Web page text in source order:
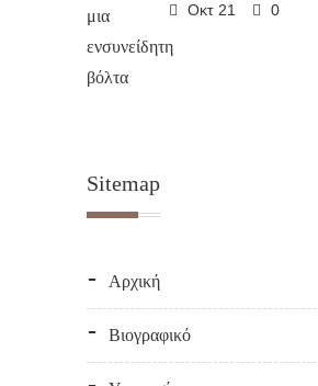
Οκτ 21 0
Sitemap
Αρχική
Βιογραφικό